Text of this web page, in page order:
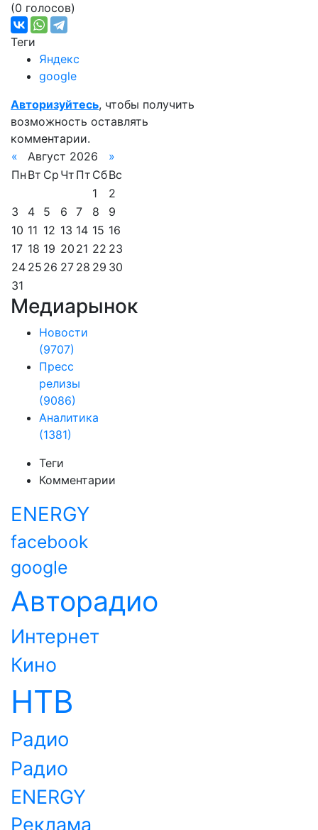
(0 голосов)
Теги
Яндекс
google
Авторизуйтесь, чтобы получить
возможность оставлять
комментарии.
«
Август 2026
»
Пн Вт Ср Чт Пт СбВс
1
2
3
4 5 6 7 8
9
10 11 12 13 14 15 16
17 18 19 20 21 22 23
24 25 26 27 28 29 30
31
Медиарынок
Новости
(9707)
Пресс
релизы
(9086)
Аналитика
(1381)
Теги
Комментарии
ENERGY
facebook
google
Авторадио
Интернет
Кино
НТВ
Радио
Радио
ENERGY
Реклама